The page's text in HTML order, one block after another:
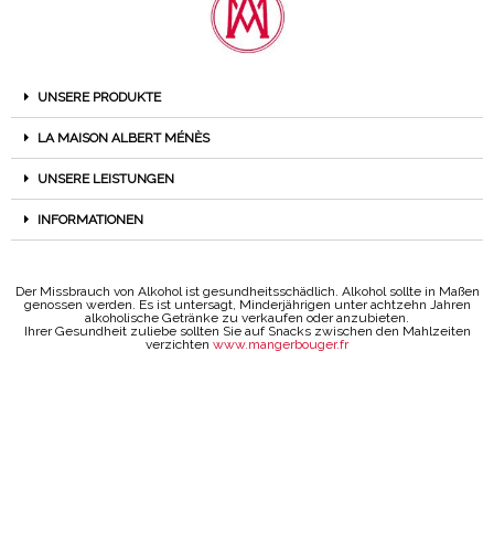
UNSERE PRODUKTE
LA MAISON ALBERT MÉNÈS
UNSERE LEISTUNGEN
INFORMATIONEN
Der Missbrauch von Alkohol ist gesundheitsschädlich. Alkohol sollte in Maßen
genossen werden. Es ist untersagt, Minderjährigen unter achtzehn Jahren
alkoholische Getränke zu verkaufen oder anzubieten.
Ihrer Gesundheit zuliebe sollten Sie auf Snacks zwischen den Mahlzeiten
verzichten www.mangerbouger.fr